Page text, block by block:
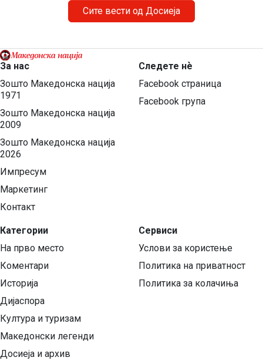
дневен весник „Борба“, број 159 од 2 јули 1945 […]
Сите вести од Досиеја
За нас
Зошто Македонска нација
1971
Зошто Македонска нација
2009
Зошто Македонска нација
2026
Импресум
Маркетинг
Контакт
Категории
На прво место
Коментари
Историја
Дијаспора
Култура и туризам
Македонски легенди
Досиеја и архив
Следете нѐ
Facebook страница
Facebook група
Сервиси
Услови за користење
Политика на приватност
Политика за колачиња